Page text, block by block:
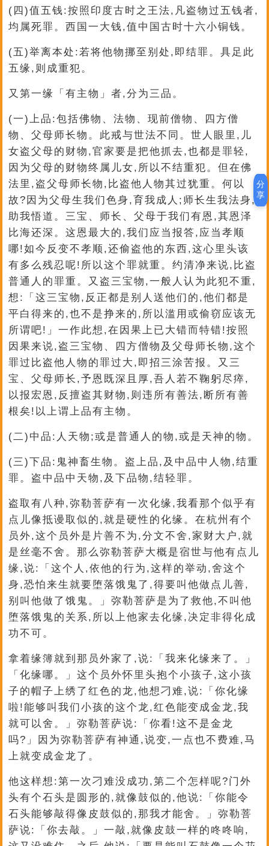
(四)值五钱:按照印度古时之王法,凡盗物过五钱者,
均属死罪。西国一大钱,值中国古时十六小铜钱。
(五)举离本处:若将他物挪至别处,即结罪。具足此
五缘,则成重犯。
又第一缘「有主物」者,分为三品。
(一)上品:包括佛物、法物、现前僧物、四方僧
物、父母师长物。此戒与世法不同。世人眼里,儿
女盗父母的财物,官家要是把他抓去,也都是罪轻,
因为父母的财物终属儿女,所以不结重犯。但在佛
法里,盗父母师长物,比盗他人物其过犹重。何以
故?因为父母生我们色身,育我成人;师长生我法身,
助我悟道。三宝、师长、父母于我们有恩,其恩泽
比海还深。这恩最大的,我们应当报答,应当孝顺
哪!如今反变不孝顺,还偷盗他的东西,这心里头该
有多么残忍呢!所以这个罪就重。约清净来说,比盗
普通人的罪重。又盗三宝物,一般人认为此犯不重,
想:「这三宝物,反正都是别人送他们的,他们都是
平白得来的,也不是挣来的,所以滥用或偷窃应该无
所谓吧!」一作此想,在因果上已大错而特错!按照
因果来说,盗三宝物、四方僧物及父母师长物,这个
罪过比盗他人物的罪过大,即招三涂苦报。又三
宝、父母师长,予恩既深且厚,吾人若不鞠躬尽瘁,
以报宏恩,反擅盗其财物,则违所有善法,断所有善
根矣!以上谓上品有主物。
(二)中品:人天物;或是普通人的物,或是天神的物。
(三)下品:鬼神畜生物。盗上品,及中品中人物,结重
罪。盗中品中天物,及下品物,结轻罪。
盗取有八种,弥勒菩萨有一次化缘,我看那个似乎有
点儿像抵谩取似的,就是硬性的化缘。在杭州有个
员外,这个员外是片善不为,分文不舍,家财大户,就
是丝毫不舍。那么弥勒菩萨大概是宿世与他有点儿
缘,说:「这个人,依他的行为,这样的举动,舍这个
身,恐怕来生就要堕落饿鬼了,得要叫他做点儿善,
别叫他做了饿鬼。」弥勒菩萨是为了救他,不叫他
堕落饿鬼的关系,所以上他家去化缘,决定非得化成
功不可。
拿着缘簿就到那员外家了,说:「我来化缘来了。」
「化缘哪。」这个员外怀里头抱个小孩子,这小孩
子的帽子上绣了红色的龙,他想刁难,说:「你化缘
啦!能够叫我们小孩的这个龙,红色能变成金龙,我
就可以舍。」弥勒菩萨说:「你看!这不是金龙
吗?」因为弥勒菩萨有神通,说变,一点也不费难,马
上就变成金龙了。
他这样想:第一次刁难没成功,第二个怎样呢?门外
头有个石头是圆形的,就像鼓似的,他说:「你能令
石头能够敲得像皮鼓似的,那我才能舍。」弥勒菩
萨说:「你去敲。」一敲,就像皮鼓一样的咚咚响,
分
享